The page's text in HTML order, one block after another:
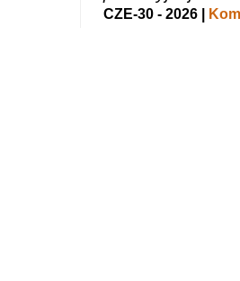
CZE-30 - 2026 |